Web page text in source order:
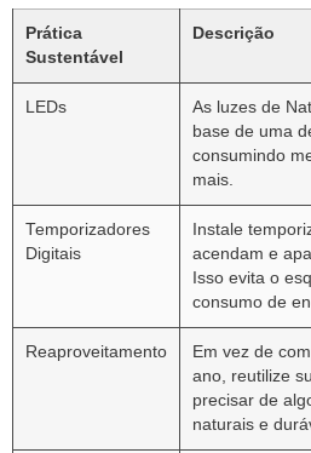
Prática
Sustentável
Descrição
LEDs
As luzes de
base de uma
consumindo
mais.
Temporizadores
Digitais
Instale
acendam e
Isso evita o
consumo de
Reaproveitamento
Em vez de
ano, reutilize
precisar de
naturais e